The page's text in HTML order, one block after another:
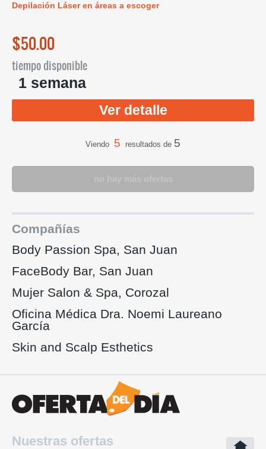
Depilación Láser en áreas a escoger
$50.00
tiempo disponible
1 semana
Ver detalle
Viendo 5 resultados de 5
Compañías
Body Passion Spa, San Juan
FaceBody Bar, San Juan
Mujer Salon & Spa, Corozal
Oficina Médica Dra. Noemi Laureano
García
Skin and Scalp Esthetics
Nuestras ofertas